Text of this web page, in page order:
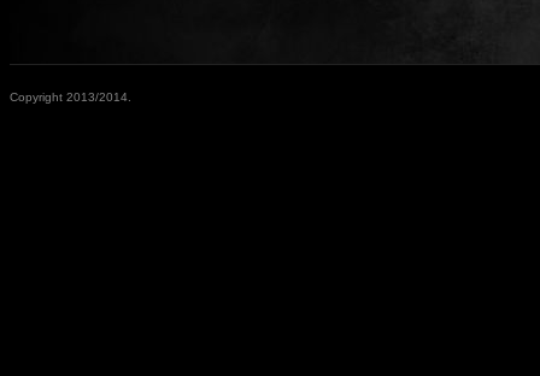
Copyright 2013/2014.